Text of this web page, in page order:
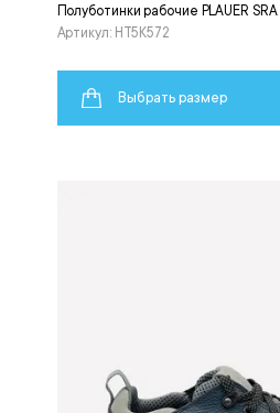
Полуботинки рабочие PLAUER
Артикул: HT5K572
Выбрать размер